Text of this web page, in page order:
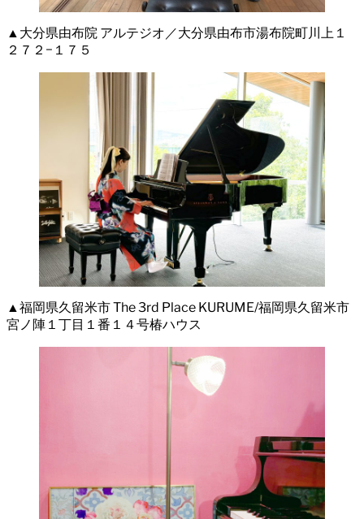
▲大分県由布院 アルテジオ／大分県由布市湯布院町川上１
２７２−１７５
▲福岡県久留米市 The 3rd Place KURUME/福岡県久留米市
宮ノ陣１丁目１番１４号椿ハウス